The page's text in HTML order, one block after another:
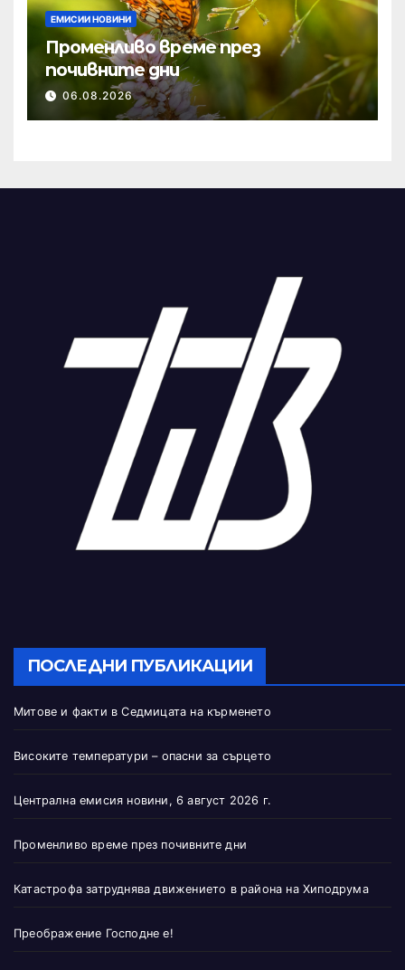
ЕМИСИИ НОВИНИ
Променливо време през
почивните дни
06.08.2026
ПОСЛЕДНИ ПУБЛИКАЦИИ
Митове и факти в Седмицата на кърменето
Високите температури – опасни за сърцето
Централна емисия новини, 6 август 2026 г.
Променливо време през почивните дни
Катастрофа затруднява движението в района на Хиподрума
Преображение Господне е!